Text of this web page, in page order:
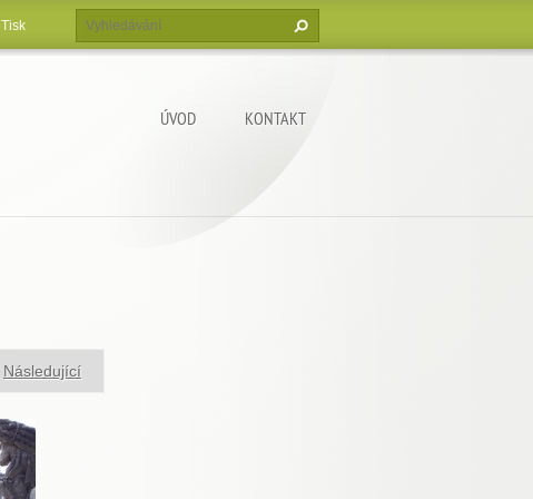
ÚVOD KONTAKT
Tisk
Následující